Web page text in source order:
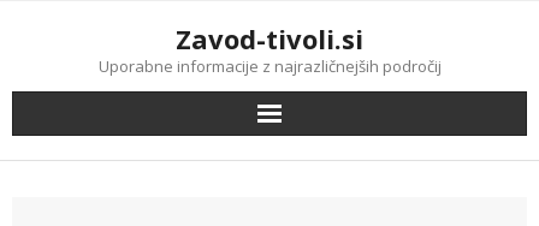
Zavod-tivoli.si
Uporabne informacije z najrazličnejših področij